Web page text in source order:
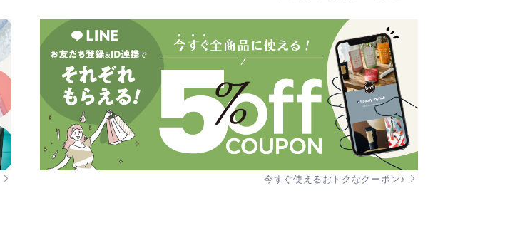
今すぐ使えるおトクなクーポン♪